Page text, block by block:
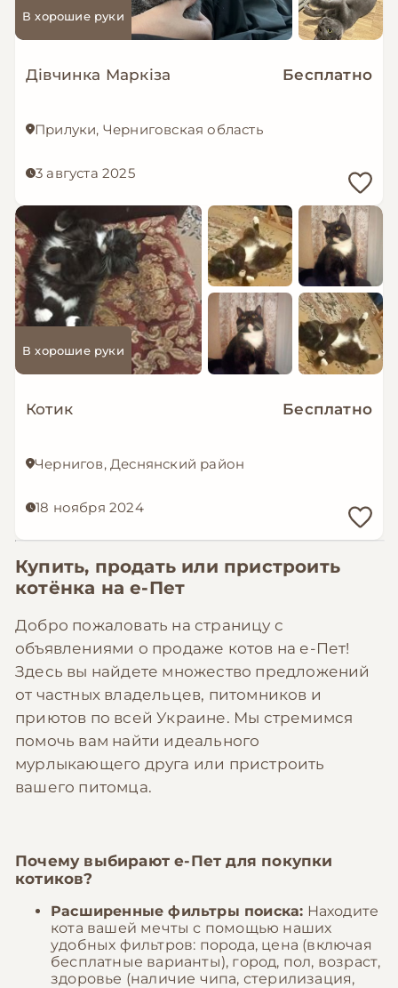
В хорошие руки
Дівчинка Маркіза Бесплатно
Прилуки, Черниговская область
3 августа 2025
В хорошие руки
Котик Бесплатно
Чернигов, Деснянский район
18 ноября 2024
Купить, продать или пристроить
котёнка нае-Пет
Добро пожаловать на страницу с
объявлениями о продаже котов на е-Пет!
Здесь вы найдете множество предложений
от частных владельцев, питомников и
приютов по всей Украине. Мы стремимся
помочь вам найти идеального
мурлыкающего друга или пристроить
вашего питомца.
Почему выбираюте-Пет для покупки
котиков?
Расширенные фильтры поиска: Находите
кота вашей мечты с помощью наших
удобных фильтров: порода, цена (включая
бесплатные варианты), город, пол, возраст,
здоровье (наличие чипа, стерилизация,